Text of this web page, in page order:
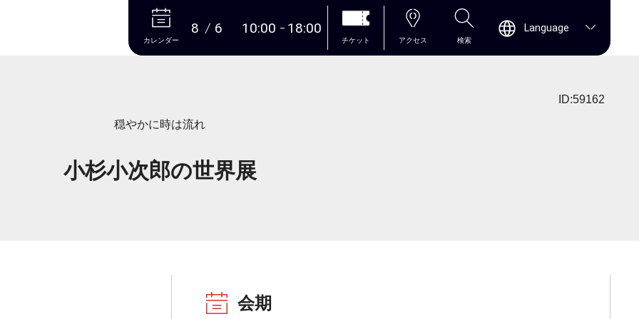
本文へ
カレンダー
8 6 10:00 18:00
チケット アクセス 検索
Language
ID:59162
穏やかに時は流れ
小杉小次郎の世界展
会期